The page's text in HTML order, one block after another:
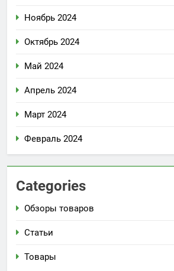
Ноябрь 2024
Октябрь 2024
Май 2024
Апрель 2024
Март 2024
Февраль 2024
Categories
Обзоры товаров
Статьи
Товары